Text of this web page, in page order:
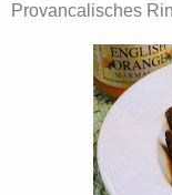
Provancalisches